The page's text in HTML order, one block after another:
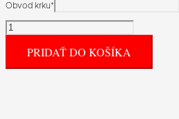
Obvod krku*
množstvo
Kožený
obojok
chrta
PRIDAŤ DO KOŠÍKA